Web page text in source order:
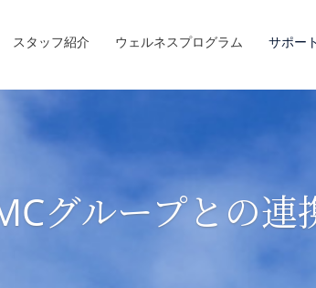
スタッフ紹介 ウェルネスプログラム サポー
グループとの連